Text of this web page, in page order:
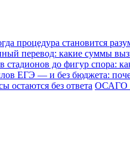
процедура становится
перевод: какие суммы
стадионов до фигур спора:
ЕГЭ — и без бюджета:
остаются без ответа ОСАГО